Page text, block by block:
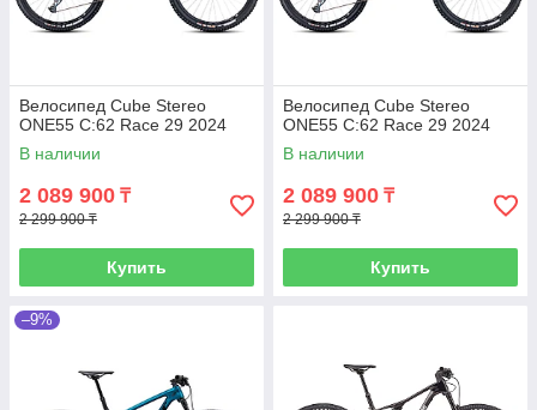
Велосипед Cube Stereo
ONE55 C:62 Race 29 2024
В наличии
2 089 900 ₸
2 299 900 ₸
Купить
Велосипед Cube Stereo
ONE55 C:62 Race 29 2024
В наличии
2 089 900 ₸
2 299 900 ₸
Купить
–9%